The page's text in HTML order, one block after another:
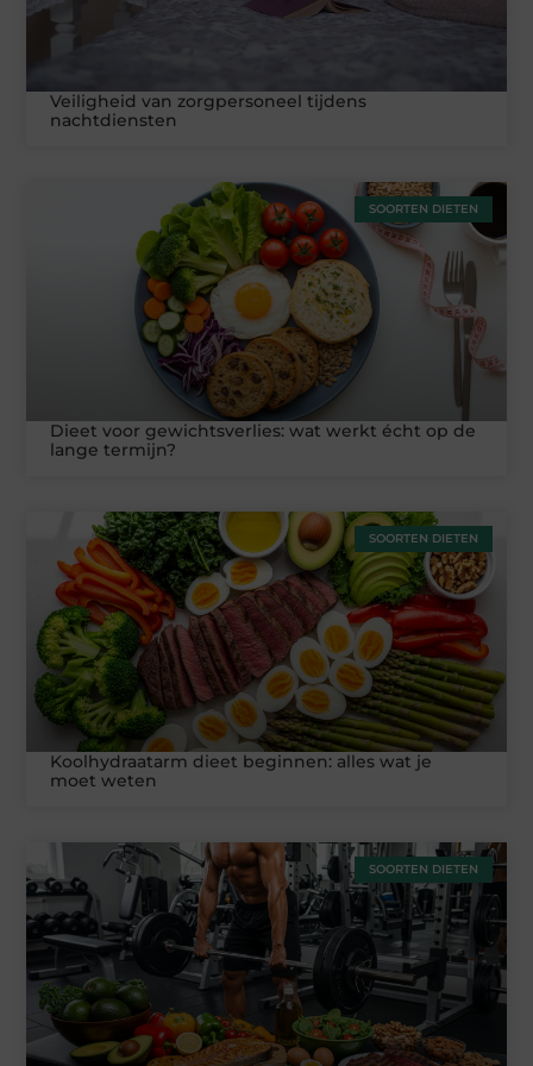
Veiligheid van zorgpersoneel tijdens
nachtdiensten
SOORTEN DIETEN
Dieet voor gewichtsverlies: wat werkt écht op de
lange termijn?
SOORTEN DIETEN
Koolhydraatarm dieet beginnen: alles wat je
moet weten
SOORTEN DIETEN